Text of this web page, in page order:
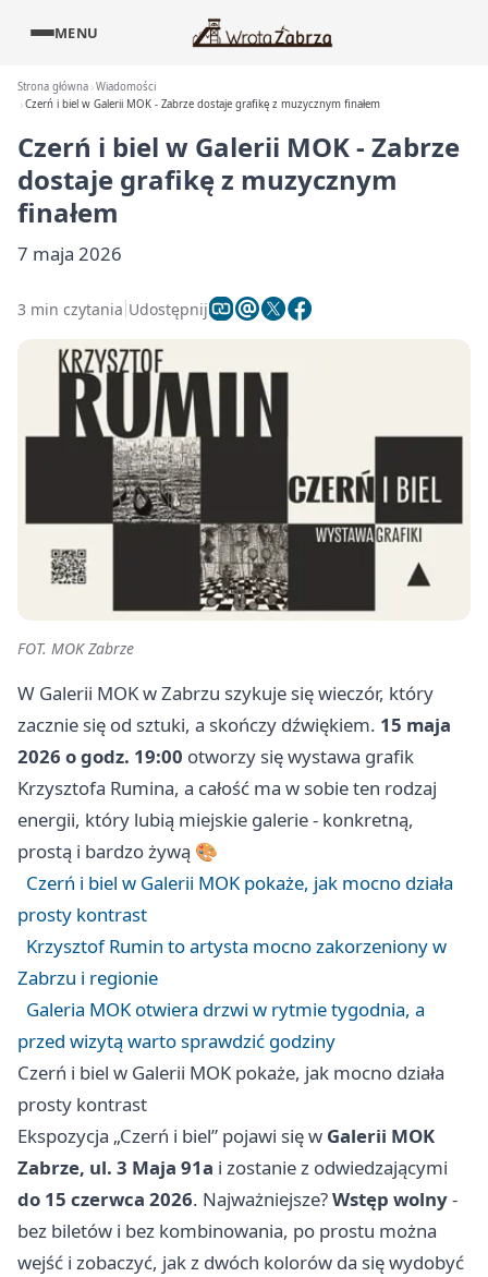
MENU
Strona główna Wiadomości
Czerń i biel w Galerii MOK - Zabrze dostaje grafikę z muzycznym finałem
Czerń i biel w Galerii MOK - Zabrze
dostaje grafikę z muzycznym
finałem
7 maja 2026
3 min czytania Udostępnij
FOT. MOK Zabrze
W Galerii MOK w Zabrzu szykuje się wieczór, który
zacznie się od sztuki, a skończy dźwiękiem. 15 maja
2026 o godz. 19:00 otworzy się wystawa grafik
Krzysztofa Rumina, a całość ma w sobie ten rodzaj
energii, który lubią miejskie galerie - konkretną,
prostą i bardzo żywą 🎨
Czerń i biel w Galerii MOK pokaże, jak mocno działa
prosty kontrast
Krzysztof Rumin to artysta mocno zakorzeniony w
Zabrzu i regionie
Galeria MOK otwiera drzwi w rytmie tygodnia, a
przed wizytą warto sprawdzić godziny
Czerń i biel w Galerii MOK pokaże, jak mocno działa
prosty kontrast
Ekspozycja „Czerń i biel” pojawi się w Galerii MOK
Zabrze, ul. 3 Maja 91a i zostanie z odwiedzającymi
do 15 czerwca 2026. Najważniejsze?Wstęp wolny-
bez biletów i bez kombinowania, po prostu można
wejść i zobaczyć, jak z dwóch kolorów da się wydobyć